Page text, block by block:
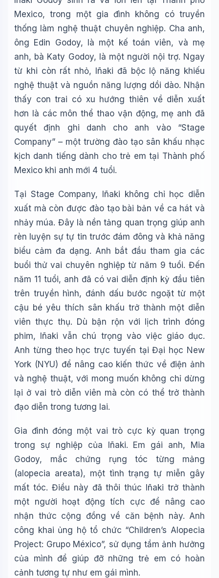
Mexico, trong một gia đình không có truyền
thống làm nghệ thuật chuyên nghiệp. Cha anh,
ông Edin Godoy, là một kế toán viên, và mẹ
anh, bà Katy Godoy, là một người nội trợ. Ngay
từ khi còn rất nhỏ, Iñaki đã bộc lộ năng khiếu
nghệ thuật và nguồn năng lượng dồi dào. Nhận
thấy con trai có xu hướng thiên về diễn xuất
hơn là các môn thể thao vận động, mẹ anh đã
quyết định ghi danh cho anh vào “Stage
Company” – một trường đào tạo sân khấu nhạc
kịch danh tiếng dành cho trẻ em tại Thành phố
Mexico khi anh mới 4 tuổi.
Tại Stage Company, Iñaki không chỉ học diễn
xuất mà còn được đào tạo bài bản về ca hát và
nhảy múa. Đây là nền tảng quan trọng giúp anh
rèn luyện sự tự tin trước đám đông và khả năng
biểu cảm đa dạng. Anh bắt đầu tham gia các
buổi thử vai chuyên nghiệp từ năm 9 tuổi. Đến
năm 11 tuổi, anh đã có vai diễn định kỳ đầu tiên
trên truyền hình, đánh dấu bước ngoặt từ một
cậu bé yêu thích sân khấu trở thành một diễn
viên thực thụ. Dù bận rộn với lịch trình đóng
phim, Iñaki vẫn chú trọng vào việc giáo dục.
Anh từng theo học trực tuyến tại Đại học New
York (NYU) để nâng cao kiến thức về điện ảnh
và nghệ thuật, với mong muốn không chỉ dừng
lại ở vai trò diễn viên mà còn có thể trở thành
đạo diễn trong tương lai.
Gia đình đóng một vai trò cực kỳ quan trọng
trong sự nghiệp của Iñaki. Em gái anh, Mia
Godoy, mắc chứng rụng tóc từng mảng
(alopecia areata), một tình trạng tự miễn gây
mất tóc. Điều này đã thôi thúc Iñaki trở thành
một người hoạt động tích cực để nâng cao
nhận thức cộng đồng về căn bệnh này. Anh
công khai ủng hộ tổ chức “Children’s Alopecia
Project: Grupo México”, sử dụng tầm ảnh hưởng
của mình để giúp đỡ những trẻ em có hoàn
cảnh tương tự như em gái mình.